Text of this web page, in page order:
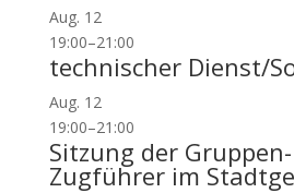
Aug. 12
19:00–21:00
technischer Dienst/
Aug. 12
19:00–21:00
Sitzung der
Zugführer im